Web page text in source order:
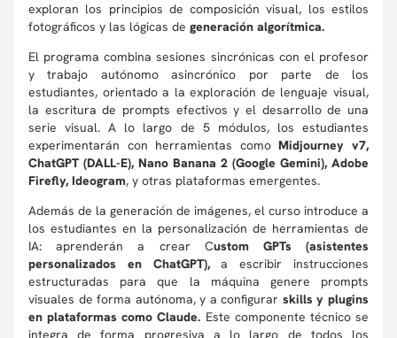
exploran los principios de composición visual, los estilos
fotográficos y las lógicas de generación algorítmica.
El programa combina sesiones sincrónicas con el profesor
y trabajo autónomo asincrónico por parte de los
estudiantes, orientado a la exploración de lenguaje visual,
la escritura de prompts efectivos y el desarrollo de una
serie visual. A lo largo de 5 módulos, los estudiantes
experimentarán con herramientas comoMidjourney v7,
ChatGPT (DALL-E), Nano Banana 2 (Google Gemini), Adobe
Firefly, Ideogram, y otras plataformas emergentes.
Además de la generación de imágenes, el curso introduce a
los estudiantes en la personalización de herramientas de
IA: aprenderán a crear Custom GPTs (asistentes
personalizados en ChatGPT),a escribir instrucciones
estructuradas para que la máquina genere prompts
visuales de forma autónoma, y a configurar skills y plugins
en plataformas como Claude. Este componente técnico se
integra de forma progresiva a lo largo de todos los